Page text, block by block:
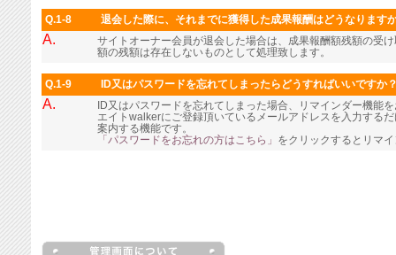
Q.1-8 退会した際に、それまでに獲得した成果報酬はどうなります
A.
サイトオーナー会員が退会した場合は、成果報酬額残額の受
額の残額は存在しないものとして処理致します。
Q.1-9 ID又はパスワードを忘れてしまったらどうすればいいですか
A.
ID又はパスワードを忘れてしまった場合、リマインダー機能
エイトwalkerにご登録頂いているメールアドレスを入力する
案内する機能です。
「パスワードをお忘れの方はこちら」 をクリックするとリマ